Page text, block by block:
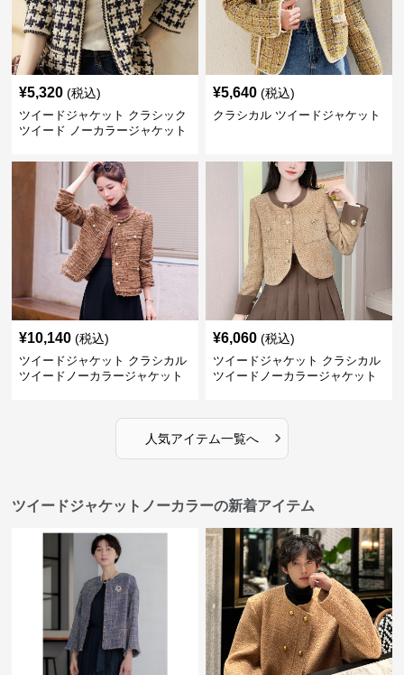
¥5,320 (税込)
ツイードジャケット クラシック
ツイード ノーカラージャケット
¥5,640 (税込)
クラシカル ツイードジャケット
¥10,140 (税込)
ツイードジャケット クラシカル
ツイードノーカラージャケット
¥6,060 (税込)
ツイードジャケット クラシカル
ツイードノーカラージャケット
人気アイテム一覧へ ›
ツイードジャケットノーカラーの新着アイテム